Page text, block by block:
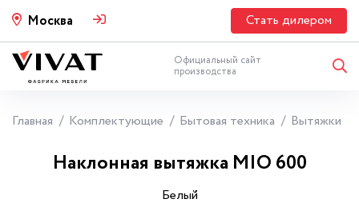
Москва Стать дилером
Официальный сайт
производства
Главная Комплектующие Бытовая техника Вытяжки
Наклонная вытяжка MIO 600
Белый